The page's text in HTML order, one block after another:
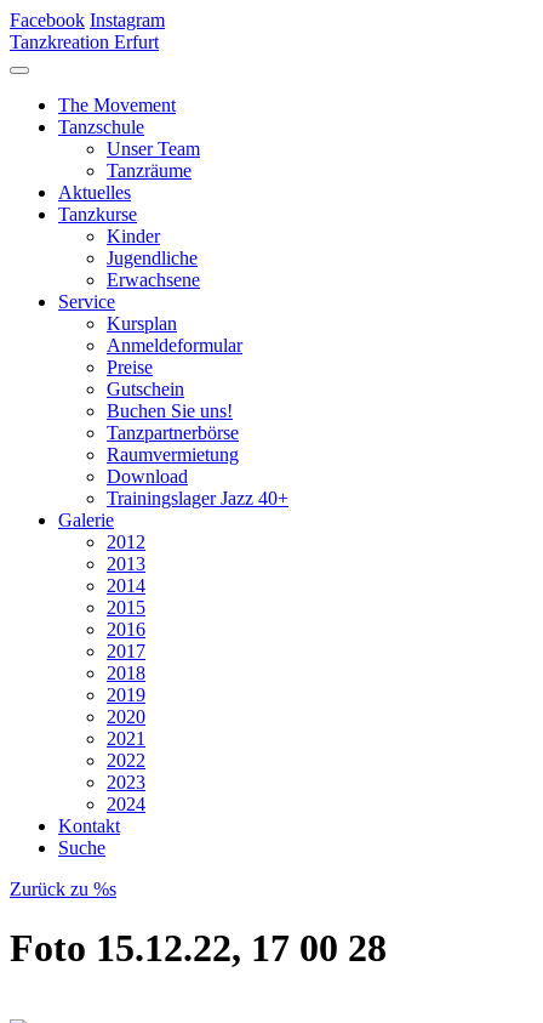
Facebook Instagram
Tanzkreation Erfurt
The Movement
Tanzschule
Unser Team
Tanzräume
Aktuelles
Tanzkurse
Kinder
Jugendliche
Erwachsene
Service
Kursplan
Anmeldeformular
Preise
Gutschein
Buchen Sie uns!
Tanzpartnerbörse
Raumvermietung
Download
Trainingslager Jazz 40+
Galerie
2012
2013
2014
2015
2016
2017
2018
2019
2020
2021
2022
2023
2024
Kontakt
Suche
Zurück zu %s
Foto 15.12.22, 17 00 28